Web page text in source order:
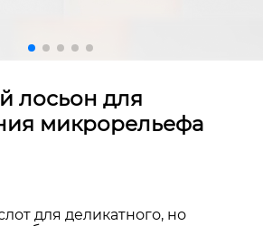
для
микрорельефа
для деликатного, но